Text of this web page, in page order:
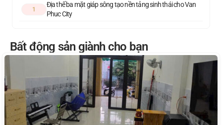
1
Địa thế ba mặt giáp sông tạo nền tảng sinh thái cho Van
Phuc City
Bất động sản giành cho bạn